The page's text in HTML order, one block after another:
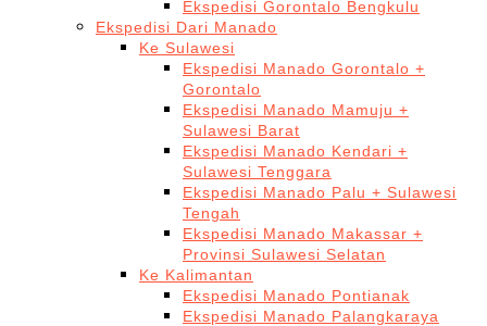
Ekspedisi Gorontalo Bengkulu
Ekspedisi Dari Manado
Ke Sulawesi
Ekspedisi Manado Gorontalo +
Gorontalo
Ekspedisi Manado Mamuju +
Sulawesi Barat
Ekspedisi Manado Kendari +
Sulawesi Tenggara
Ekspedisi Manado Palu + Sulawesi
Tengah
Ekspedisi Manado Makassar +
Provinsi Sulawesi Selatan
Ke Kalimantan
Ekspedisi Manado Pontianak
Ekspedisi Manado Palangkaraya